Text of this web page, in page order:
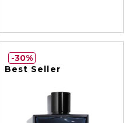
Best Seller
30%